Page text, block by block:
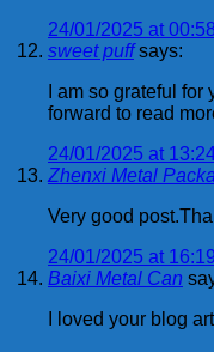
24/01/2025 at 00:58
sweet puff says:
I am so grateful
forward to read
24/01/2025 at
Zhenxi Metal
Very good
24/01/2025 at 16:19
Baixi Metal Can
I loved your blog